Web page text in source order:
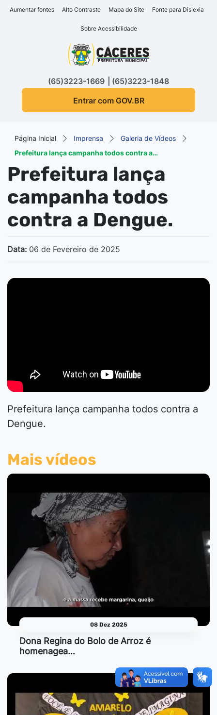
Seção de atalhos e links
Ir para o conteúdo [alt+1]
Ir para o rodapé [alt+4]
Aumentar fontes Alto Contraste Mapa do Site Fonte para Dislexia
Sobre Acessibilidade
Seção do menu principal
(65)3223-1669
(65)3223-1848
Entrar com GOV.BR
Página Inicial Imprensa
Galeria de Vídeos
Prefeitura lança campanha todos contra a…
Prefeitura lança
campanha todos
contra a Dengue.
Data: 06 de Fevereiro de 2025
Prefeitura lança campanha todos contra a
Dengue.
Mais vídeos
08 Dez 2025
Dona Regina do Bolo de Arroz é
homenagea…